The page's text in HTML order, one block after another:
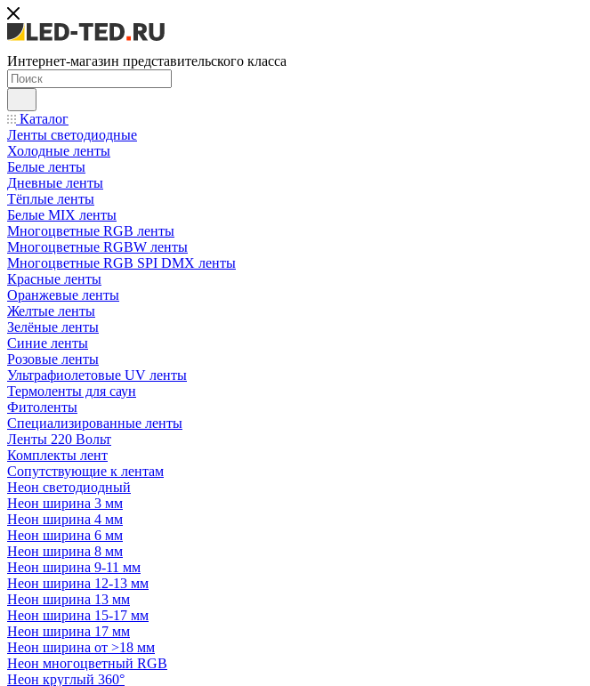
Интернет-магазин представительского класса
Каталог
Ленты светодиодные
Холодные ленты
Белые ленты
Дневные ленты
Тёплые ленты
Белые MIX ленты
Многоцветные RGB ленты
Многоцветные RGBW ленты
Многоцветные RGB SPI DMX ленты
Красные ленты
Оранжевые ленты
Желтые ленты
Зелёные ленты
Синие ленты
Розовые ленты
Ультрафиолетовые UV ленты
Термоленты для саун
Фитоленты
Специализированные ленты
Ленты 220 Вольт
Комплекты лент
Сопутствующие к лентам
Неон светодиодный
Неон ширина 3 мм
Неон ширина 4 мм
Неон ширина 6 мм
Неон ширина 8 мм
Неон ширина 9-11 мм
Неон ширина 12-13 мм
Неон ширина 13 мм
Неон ширина 15-17 мм
Неон ширина 17 мм
Неон ширина от >18 мм
Неон многоцветный RGB
Неон круглый 360°